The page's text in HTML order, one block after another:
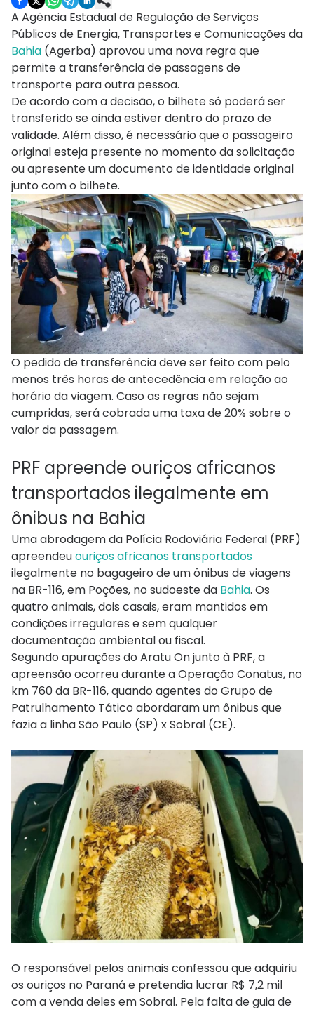
A Agência Estadual de Regulação de Serviços
Públicos de Energia, Transportes e Comunicações da
Bahia (Agerba) aprovou uma nova regra que
permite a transferência de passagens de
transporte para outra pessoa.
De acordo com a decisão, o bilhete só poderá ser
transferido se ainda estiver dentro do prazo de
validade. Além disso, é necessário que o passageiro
original esteja presente no momento da solicitação
ou apresente um documento de identidade original
junto com o bilhete.
O pedido de transferência deve ser feito com pelo
menos três horas de antecedência em relação ao
horário da viagem. Caso as regras não sejam
cumpridas, será cobrada uma taxa de 20% sobre o
valor da passagem.
PRF apreende ouriços africanos
transportados ilegalmente em
ônibus na Bahia
Uma abrodagem da Polícia Rodoviária Federal (PRF)
apreendeuouriços africanos transportados
ilegalmente no bagageiro de um ônibus de viagens
na BR-116, em Poções, no sudoeste da Bahia. Os
quatro animais, dois casais, eram mantidos em
condições irregulares e sem qualquer
documentação ambiental ou fiscal.
Segundo apurações do Aratu On junto à PRF, a
apreensão ocorreu durante a Operação Conatus, no
km 760 da BR-116, quando agentes do Grupo de
Patrulhamento Tático abordaram um ônibus que
fazia a linha São Paulo (SP) x Sobral (CE).
O responsável pelos animais confessou que adquiriu
os ouriços no Paraná e pretendia lucrar R$ 7,2 mil
com a venda deles em Sobral. Pela falta de guia de